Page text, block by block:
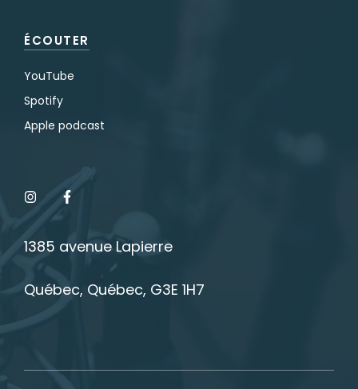
ÉCOUTER
YouTube
Spotify
Apple podcast
1385 avenue Lapierre
Québec, Québec, G3E 1H7